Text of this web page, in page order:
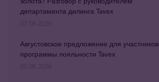
департамента дилинга Tavex
Августовское предложение для участников
программы лояльности Tavex